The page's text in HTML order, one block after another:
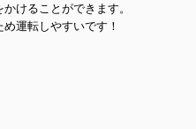
けることができます。
運転しやすいです！